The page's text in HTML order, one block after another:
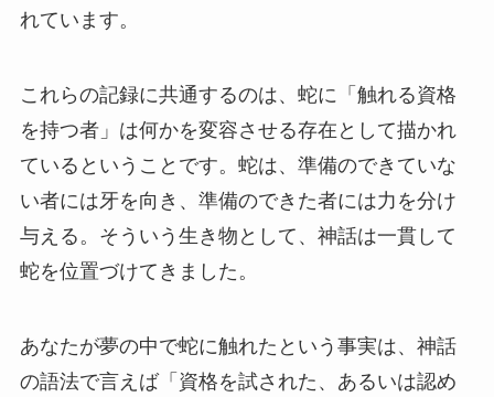
れています。
これらの記録に共通するのは、蛇に「触れる資格
を持つ者」は何かを変容させる存在として描かれ
ているということです。蛇は、準備のできていな
い者には牙を向き、準備のできた者には力を分け
与える。そういう生き物として、神話は一貫して
蛇を位置づけてきました。
あなたが夢の中で蛇に触れたという事実は、神話
の語法で言えば「資格を試された、あるいは認め